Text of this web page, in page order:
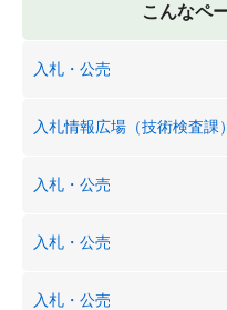
こんなペ
入札・公売
入札情報広場（技術検査課）
入札・公売
入札・公売
入札・公売